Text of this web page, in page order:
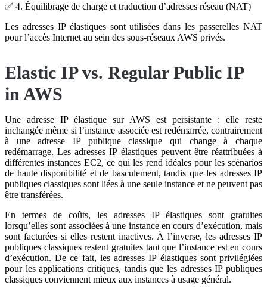
✅ 4. Équilibrage de charge et traduction d’adresses réseau (NAT)
Les adresses IP élastiques sont utilisées dans les passerelles NAT
pour l’accès Internet au sein des sous-réseaux AWS privés.
Elastic IP vs. Regular Public IP
in AWS
Une adresse IP élastique sur AWS est persistante : elle reste
inchangée même si l’instance associée est redémarrée, contrairement
à une adresse IP publique classique qui change à chaque
redémarrage. Les adresses IP élastiques peuvent être réattribuées à
différentes instances EC2, ce qui les rend idéales pour les scénarios
de haute disponibilité et de basculement, tandis que les adresses IP
publiques classiques sont liées à une seule instance et ne peuvent pas
être transférées.
En termes de coûts, les adresses IP élastiques sont gratuites
lorsqu’elles sont associées à une instance en cours d’exécution, mais
sont facturées si elles restent inactives. À l’inverse, les adresses IP
publiques classiques restent gratuites tant que l’instance est en cours
d’exécution. De ce fait, les adresses IP élastiques sont privilégiées
pour les applications critiques, tandis que les adresses IP publiques
classiques conviennent mieux aux instances à usage général.